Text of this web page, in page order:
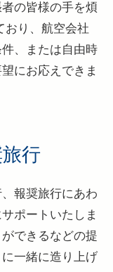
の皆様の手を煩
おり、航空会社
、または自由時
にお応えできま
行
報奨旅行にあわ
ポートいたしま
できるなどの提
一緒に造り上げ